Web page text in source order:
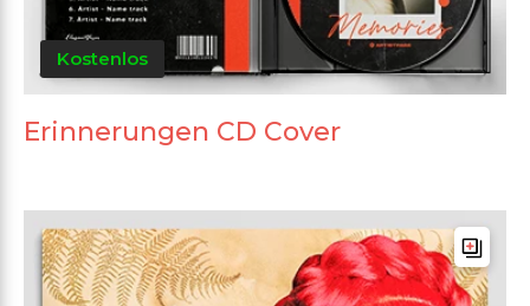
Kostenlos
Erinnerungen CD Cover